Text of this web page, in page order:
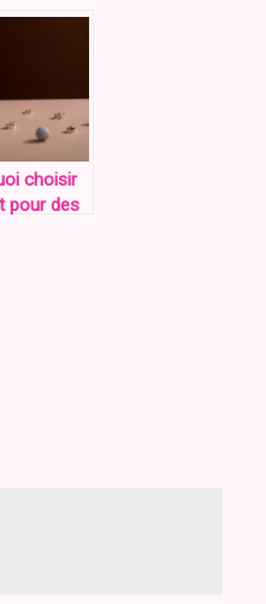
à un
choisir
pour des